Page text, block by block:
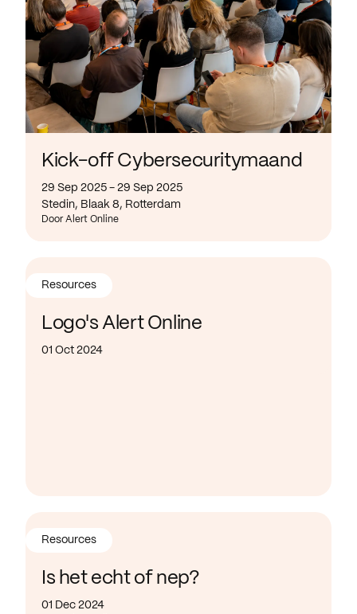
Kick-off Cybersecuritymaand
29 Sep 2025 - 29 Sep 2025
Stedin, Blaak 8, Rotterdam
Door Alert Online
Logo's Alert Online
01 Oct 2024
Resources
Is het echt of nep?
01 Dec 2024
Resources